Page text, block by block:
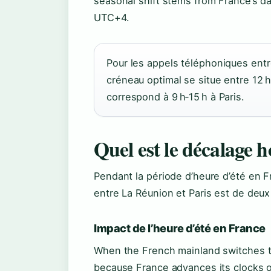
UTC+4.
Pour les appels téléphoniques
créneau optimal se situe entre 12
correspond à 9 h‑15 h à Paris.
Quel est le décalage
Pendant la période d’heure d’été en
entre La Réunion et Paris est de
Impact de l’heure d’été en France
When the French mainland
because France advances its clocks